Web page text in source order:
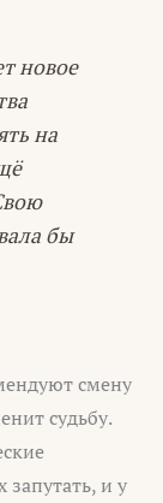
новое
на
бы
смену
судьбу.
и у